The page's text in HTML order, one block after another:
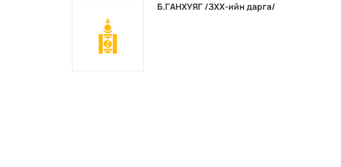
Б.ГАНХУЯГ /ЗХХ-ийн дарга/